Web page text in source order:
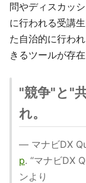
問やディスカッ
に行われる受講
た自治的に行わ
きるツールが存在
"競争"と"
れ。
— マナビDX
p. “マナビDX
ンより